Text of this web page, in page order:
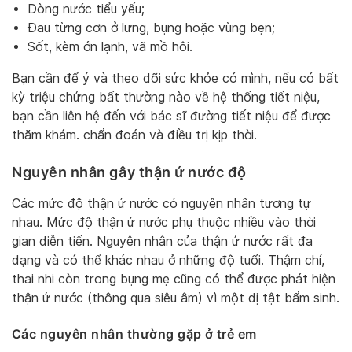
Dòng nước tiểu yếu;
Đau từng cơn ở lưng, bụng hoặc vùng bẹn;
Sốt, kèm ớn lạnh, vã mồ hôi.
Bạn cần để ý và theo dõi sức khỏe có mình, nếu có bất
kỳ triệu chứng bất thường nào về hệ thống tiết niệu,
bạn cần liên hệ đến với bác sĩ đường tiết niệu để được
thăm khám. chẩn đoán và điều trị kịp thời.
Nguyên nhân gây thận ứ nước độ
Các mức độ thận ứ nước có nguyên nhân tương tự
nhau. Mức độ thận ứ nước phụ thuộc nhiều vào thời
gian diễn tiến. Nguyên nhân của thận ứ nước rất đa
dạng và có thể khác nhau ở những độ tuổi. Thậm chí,
thai nhi còn trong bụng mẹ cũng có thể được phát hiện
thận ứ nước (thông qua siêu âm) vì một dị tật bẩm sinh.
Các nguyên nhân thường gặp ở trẻ em